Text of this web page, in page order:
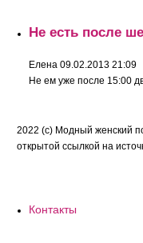
Не есть после
Елена 09.02.2013 21:09
Не ем уже после 15:00
2022 (c) Модный женский
открытой ссылкой на
Контакты